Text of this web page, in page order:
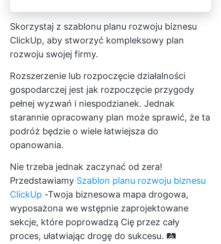
Skorzystaj z szablonu planu rozwoju biznesu
ClickUp, aby stworzyć kompleksowy plan
rozwoju swojej firmy.
Rozszerzenie lub rozpoczęcie działalności
gospodarczej jest jak rozpoczęcie przygody
pełnej wyzwań i niespodzianek. Jednak
starannie opracowany plan może sprawić, że ta
podróż będzie o wiele łatwiejsza do
opanowania.
Nie trzeba jednak zaczynać od zera!
Przedstawiamy Szablon planu rozwoju biznesu
ClickUp -Twoja biznesowa mapa drogowa,
wyposażona we wstępnie zaprojektowane
sekcje, które poprowadzą Cię przez cały
proces, ułatwiając drogę do sukcesu. 🛤️